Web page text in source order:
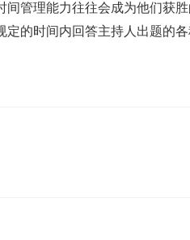
管理能力往往会成为他们获
的时间内回答主持人出题的各